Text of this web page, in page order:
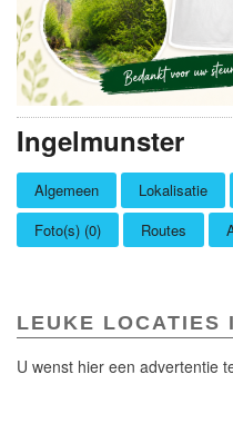
Ingelmunster
Algemeen Lokalisatie
Foto(s) (0)
Routes
LEUKE LOCATIES
U wenst hier een advertentie